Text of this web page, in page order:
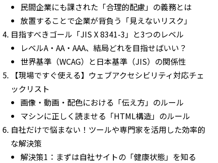
民間企業にも課された「合理的配慮」の義務とは
放置することで企業が背負う「見えないリスク」
目指すべきゴール「JIS X 8341-3」と3つのレベル
レベルA・AA・AAA、結局どれを目指せばいい？
世界基準（WCAG）と日本基準（JIS）の関係性
【現場ですぐ使える】ウェブアクセシビリティ対応チェ
ックリスト
画像・動画・配色における「伝え方」のルール
マシンに正しく読ませる「HTML構造」のルール
自社だけで悩まない！ツールや専門家を活用した効率的
な解決策
解決策1：まずは自社サイトの「健康状態」を知る